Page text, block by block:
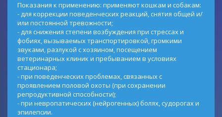
Показания к применению: применяют кошкам и собакам:
- для коррекции поведенческих реакций, снятия общей и/
или постоянной тревожности;
- для снижения степени возбуждения при стрессах и
фобиях, вызываемых транспортировкой, громкими
звуками, разлукой с хозяином, посещением
ветеринарных клиник и пребыванием в условиях
стационара;
- при поведенческих проблемах, связанных с
проявлением половой охоты (при сохранении
репродуктивной способности);
- при невропатических (нейрогенных) болях, судорогах и
эпилепсии.